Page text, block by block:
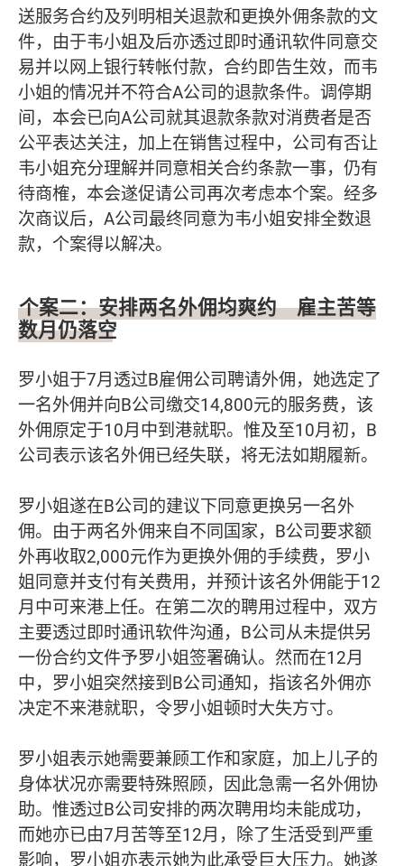
送服务合约及列明相关退款和更换外佣条款的文
件，由于韦小姐及后亦透过即时通讯软件同意交
易并以网上银行转帐付款，合约即告生效，而韦
小姐的情况并不符合A公司的退款条件。调停期
间，本会已向A公司就其退款条款对消费者是否
公平表达关注，加上在销售过程中，公司有否让
韦小姐充分理解并同意相关合约条款一事，仍有
待商榷，本会遂促请公司再次考虑本个案。经多
次商议后，A公司最终同意为韦小姐安排全数退
款，个案得以解决。
个案二：安排两名外佣均爽约 雇主苦等
数月仍落空
罗小姐于7月透过B雇佣公司聘请外佣，她选定了
一名外佣并向B公司缴交14,800元的服务费，该
外佣原定于10月中到港就职。惟及至10月初，B
公司表示该名外佣已经失联，将无法如期履新。
罗小姐遂在B公司的建议下同意更换另一名外
佣。由于两名外佣来自不同国家，B公司要求额
外再收取2,000元作为更换外佣的手续费，罗小
姐同意并支付有关费用，并预计该名外佣能于12
月中可来港上任。在第二次的聘用过程中，双方
主要透过即时通讯软件沟通，B公司从未提供另
一份合约文件予罗小姐签署确认。然而在12月
中，罗小姐突然接到B公司通知，指该名外佣亦
决定不来港就职，令罗小姐顿时大失方寸。
罗小姐表示她需要兼顾工作和家庭，加上儿子的
身体状况亦需要特殊照顾，因此急需一名外佣协
助。惟透过B公司安排的两次聘用均未能成功，
而她亦已由7月苦等至12月，除了生活受到严重
影响，罗小姐亦表示她为此承受巨大压力。她遂